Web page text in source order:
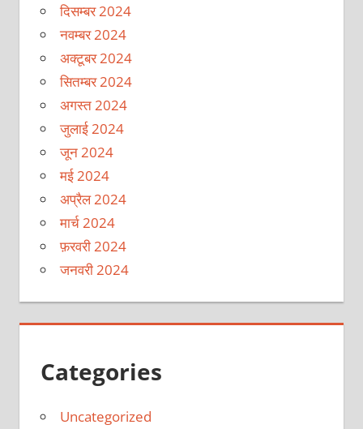
दिसम्बर 2024
नवम्बर 2024
अक्टूबर 2024
सितम्बर 2024
अगस्त 2024
जुलाई 2024
जून 2024
मई 2024
अप्रैल 2024
मार्च 2024
फ़रवरी 2024
जनवरी 2024
Categories
Uncategorized